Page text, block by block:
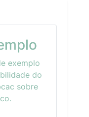
exemplo
do
sobre